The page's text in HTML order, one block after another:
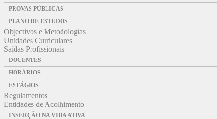
PROVAS PÚBLICAS
PLANO DE ESTUDOS
Objectivos e Metodologias
Unidades Curriculares
Saídas Profissionais
DOCENTES
HORÁRIOS
ESTÁGIOS
Regulamentos
Entidades de Acolhimento
INSERÇÃO NA VIDA ATIVA